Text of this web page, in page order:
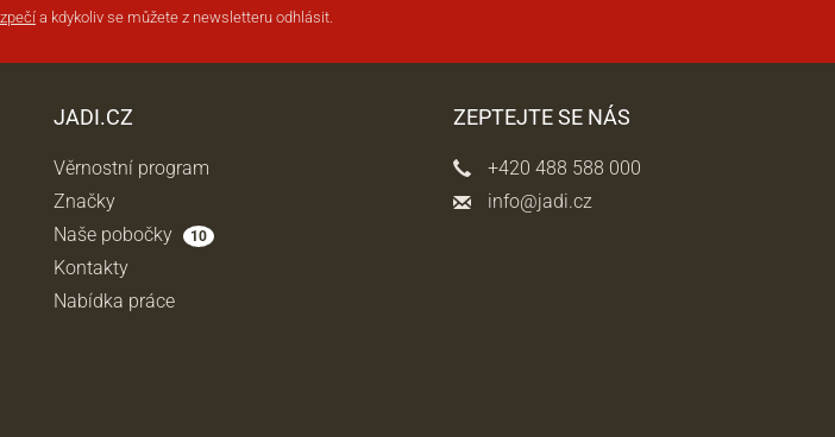
a kdykoliv se můžete z newsletteru odhlásit.
JADI.CZ
Věrnostní program
Značky
Naše pobočky
10
Kontakty
Nabídka práce
ZEPTEJTE SE NÁS
+420 488 588 000
info@jadi.cz